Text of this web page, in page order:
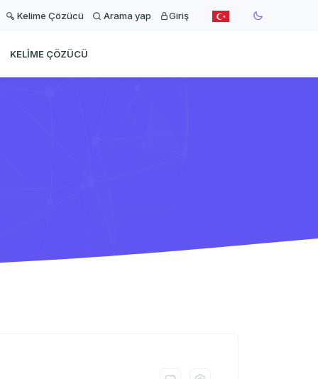
Kelime Çözücü Arama yap Giriş
KELIME ÇÖZÜCÜ